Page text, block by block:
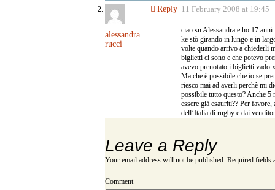
alessandra
rucci
11 February 2008 at 19:45
ciao sn Alessandra e ho 17
ke stò girando in lungo e in
volte quando arrivo a chiederli
biglietti ci sono e che potevo
avevo prenotato i biglietti
Ma che è possibile che io se
riesco mai ad averli perchè mi
possibile tutto questo? Anche
essere già esauriti?? Per
dell’Italia di rugby e dai
Reply
Leave a Reply
Your email address will not be published. Required fields
Comment